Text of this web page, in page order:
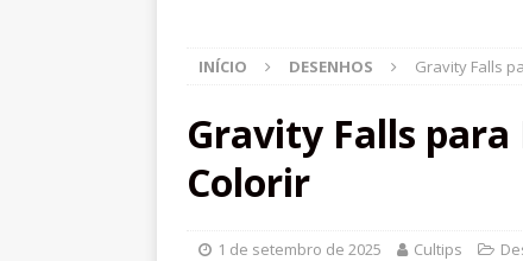
INÍCIO DESENHOS Gravity Falls
Gravity Falls
Colorir
1 de setembro de 2025 Cultips